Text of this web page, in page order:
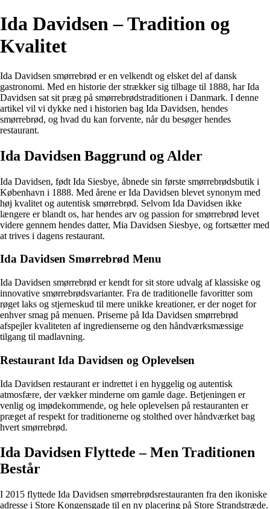
Ida Davidsen – Tradition og
Kvalitet
Ida Davidsen smørrebrød er en velkendt og elsket del af dansk
gastronomi. Med en historie der strækker sig tilbage til 1888, har Ida
Davidsen sat sit præg på smørrebrødstraditionen i Danmark. I denne
artikel vil vi dykke ned i historien bag Ida Davidsen, hendes
smørrebrød, og hvad du kan forvente, når du besøger hendes
restaurant.
Ida Davidsen Baggrund og Alder
Ida Davidsen, født Ida Siesbye, åbnede sin første smørrebrødsbutik i
København i 1888. Med årene er Ida Davidsen blevet synonym med
høj kvalitet og autentisk smørrebrød. Selvom Ida Davidsen ikke
længere er blandt os, har hendes arv og passion for smørrebrød levet
videre gennem hendes datter, Mia Davidsen Siesbye, og fortsætter med
at trives i dagens restaurant.
Ida Davidsen Smørrebrød Menu
Ida Davidsen smørrebrød er kendt for sit store udvalg af klassiske og
innovative smørrebrødsvarianter. Fra de traditionelle favoritter som
røget laks og stjerneskud til mere unikke kreationer, er der noget for
enhver smag på menuen. Priserne på Ida Davidsen smørrebrød
afspejler kvaliteten af ingredienserne og den håndværksmæssige
tilgang til madlavning.
Restaurant Ida Davidsen og Oplevelsen
Ida Davidsen restaurant er indrettet i en hyggelig og autentisk
atmosfære, der vækker minderne om gamle dage. Betjeningen er
venlig og imødekommende, og hele oplevelsen på restauranten er
præget af respekt for traditionerne og stolthed over håndværket bag
hvert smørrebrød.
Ida Davidsen Flyttede – Men Traditionen
Består
I 2015 flyttede Ida Davidsen smørrebrødsrestauranten fra den ikoniske
adresse i Store Kongensgade til en ny placering på Store Strandstræde.